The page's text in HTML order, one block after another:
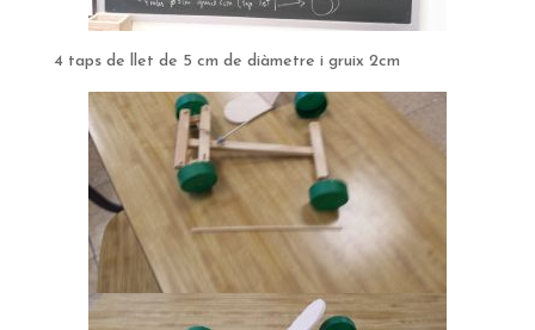
4 taps de llet de 5 cm de diàmetre i gruix 2cm